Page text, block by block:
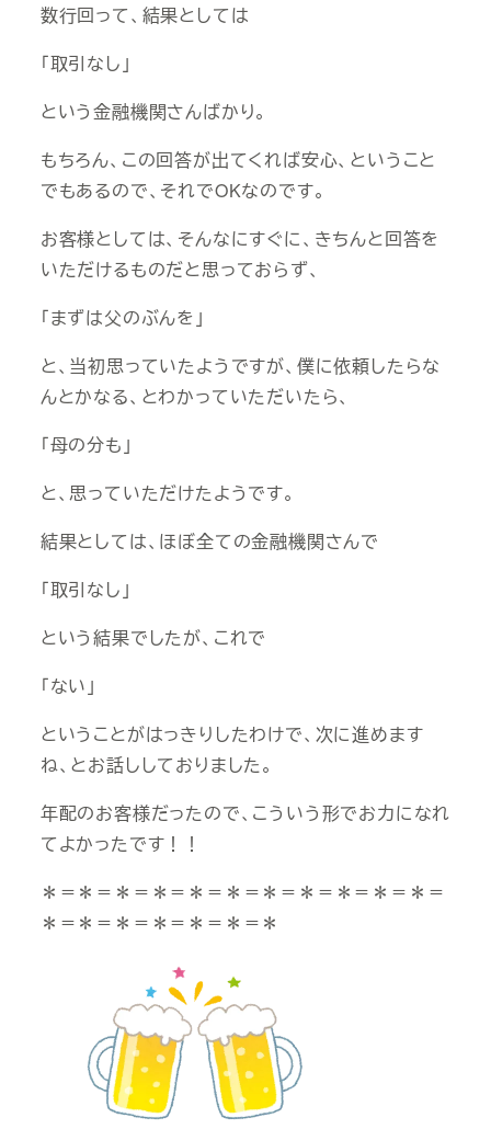
数行回って、結果としては
「取引なし」
という金融機関さんばかり。
もちろん、この回答が出てくれば安心、ということ
でもあるので、それでOKなのです。
お客様としては、そんなにすぐに、きちんと回答を
いただけるものだと思っておらず、
「まずは父のぶんを」
と、当初思っていたようですが、僕に依頼したらな
んとかなる、とわかっていただいたら、
「母の分も」
と、思っていただけたようです。
結果としては、ほぼ全ての金融機関さんで
「取引なし」
という結果でしたが、これで
「ない」
ということがはっきりしたわけで、次に進めます
ね、とお話ししておりました。
年配のお客様だったので、こういう形でお力になれ
てよかったです！！
＊＝＊＝＊＝＊＝＊＝＊＝＊＝＊＝＊＝＊＝＊＝
＊＝＊＝＊＝＊＝＊＝＊＝＊